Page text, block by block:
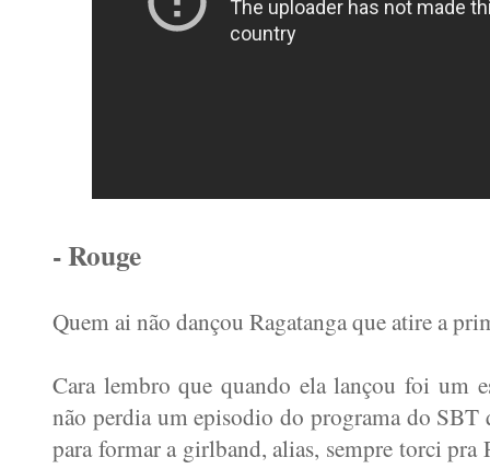
- Rouge
Quem ai não dançou Ragatanga que atire a
Cara lembro que quando ela lançou foi um
não perdia um episodio do programa do SBT
para formar a girlband, alias, sempre torci